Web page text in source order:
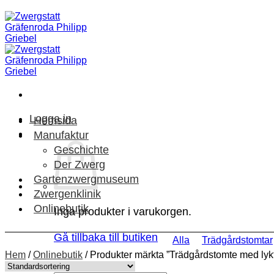
Skip
to
content
Logga in
Inga produkter i varukorgen.
Gå tillbaka till butiken
Hemsida
Manufaktur
Geschichte
Der Zwerg
Gartenzwergmuseum
Zwergenklinik
Onlinebutik
Alla
Trädgårdstomtar
Hem / Onlinebutik /Produkter märkta ”Trädgårdstomte med